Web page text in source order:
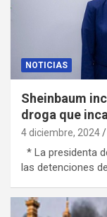
NOTICIAS
Sheinbaum
droga que
4 diciembre, 2024
* La presidenta
las detenciones